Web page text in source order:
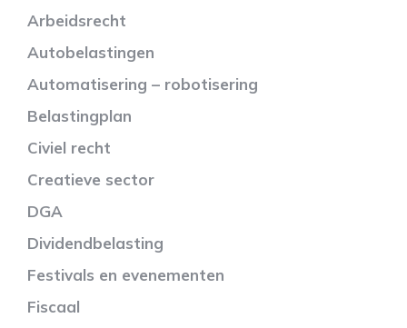
Arbeidsrecht
Autobelastingen
Automatisering – robotisering
Belastingplan
Civiel recht
Creatieve sector
DGA
Dividendbelasting
Festivals en evenementen
Fiscaal